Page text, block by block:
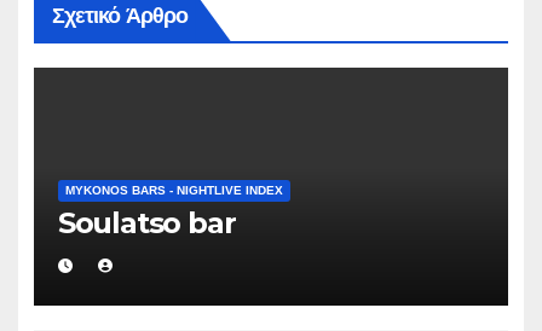
Σχετικό Άρθρο
MYKONOS BARS - NIGHTLIVE INDEX
Soulatso bar